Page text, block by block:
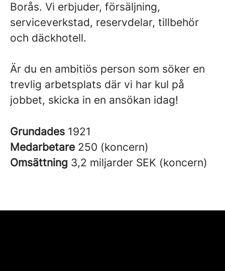
Borås. Vi erbjuder, försäljning,
serviceverkstad, reservdelar, tillbehör
och däckhotell.
Är du en ambitiös person som söker en
trevlig arbetsplats där vi har kul på
jobbet, skicka in en ansökan idag!
Grundades 1921
Medarbetare 250 (koncern)
Omsättning 3,2 miljarder SEK (koncern)